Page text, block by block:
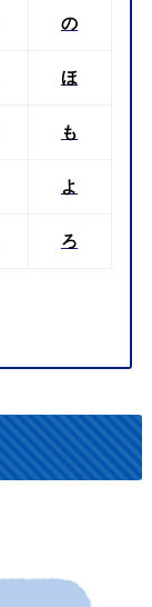
の
ほ
も
よ
ろ